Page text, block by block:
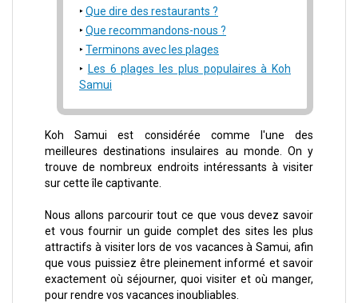
Que dire des restaurants ?
Que recommandons-nous ?
Terminons avec les plages
Les 6 plages les plus populaires à Koh
Samui
Koh Samui est considérée comme l'une des
meilleures destinations insulaires au monde. On y
trouve de nombreux endroits intéressants à visiter
sur cette île captivante.
Nous allons parcourir tout ce que vous devez savoir
et vous fournir un guide complet des sites les plus
attractifs à visiter lors de vos vacances à Samui, afin
que vous puissiez être pleinement informé et savoir
exactement où séjourner, quoi visiter et où manger,
pour rendre vos vacances inoubliables.